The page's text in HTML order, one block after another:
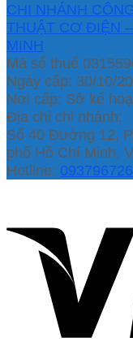
CHI NHÁNH
THUẬT CƠ ĐIỆN
MINH
Mã số thuế
Ngày cấp: 30/10/
Nơi cấp: Sở kế
Địa chỉ chi nhánh:
Số 40 Đường 12,
phố Hồ Chí Minh,
Hotline: